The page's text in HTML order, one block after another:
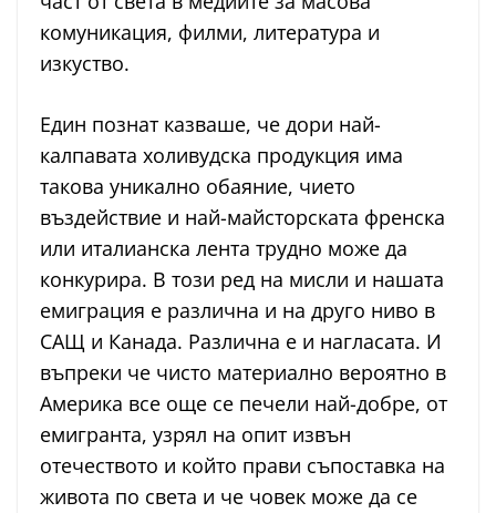
комуникация, филми, литература и
изкуство.
Един познат казваше, че дори най-
калпавата холивудска продукция има
такова уникално обаяние, чието
въздействие и най-майсторската френска
или италианска лента трудно може да
конкурира. В този ред на мисли и нашата
емиграция е различна и на друго ниво в
САЩ и Канада. Различна е и нагласата. И
въпреки че чисто материално вероятно в
Америка все още се печели най-добре, от
емигранта, узрял на опит извън
отечеството и който прави съпоставка на
живота по света и че човек може да се